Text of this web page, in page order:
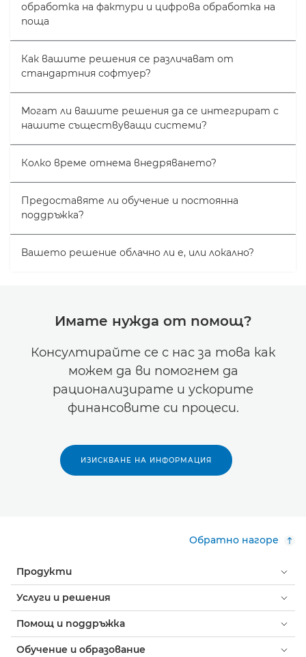
обработка на фактури и цифрова обработка на
поща
Как вашите решения се различават от
стандартния софтуер?
Могат ли вашите решения да се интегрират с
нашите съществуващи системи?
Колко време отнема внедряването?
Предоставяте ли обучение и постоянна
поддръжка?
Вашето решение облачно ли е, или локално?
Имате нужда от помощ?
Консултирайте се с нас за това как
можем да ви помогнем да
рационализирате и ускорите
финансовите си процеси.
ИЗИСКВАНЕ НА ИНФОРМАЦИЯ
Обратно нагоре
Продукти
Услуги и решения
Помощ и поддръжка
Обучение и образование